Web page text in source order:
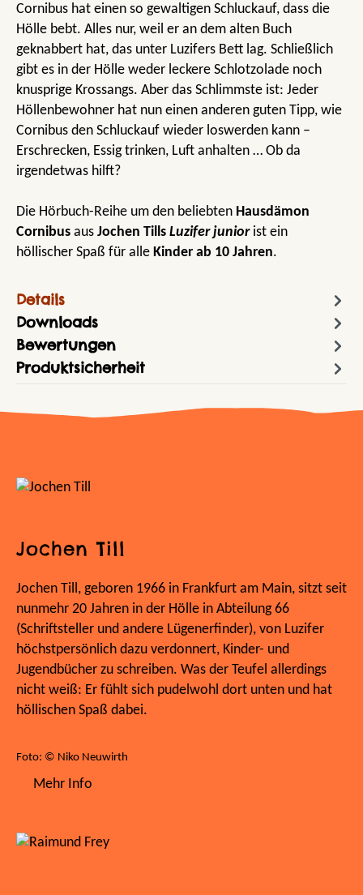
Cornibus hat einen so gewaltigen Schluckauf, dass die
Hölle bebt. Alles nur, weil er an dem alten Buch
geknabbert hat, das unter Luzifers Bett lag. Schließlich
gibt es in der Hölle weder leckere Schlotzolade noch
knusprige Krossangs. Aber das Schlimmste ist: Jeder
Höllenbewohner hat nun einen anderen guten Tipp, wie
Cornibus den Schluckauf wieder loswerden kann –
Erschrecken, Essig trinken, Luft anhalten … Ob da
irgendetwas hilft?
Die Hörbuch-Reihe um den beliebten Hausdämon
Cornibus aus Jochen Tills Luzifer juniorist ein
höllischer Spaß für alle Kinder ab 10 Jahren.
Details
Downloads
Bewertungen
Produktsicherheit
Jochen Till
Jochen Till, geboren 1966 in Frankfurt am Main, sitzt seit
nunmehr 20 Jahren in der Hölle in Abteilung 66
(Schriftsteller und andere Lügenerfinder), von Luzifer
höchstpersönlich dazu verdonnert, Kinder- und
Jugendbücher zu schreiben. Was der Teufel allerdings
nicht weiß: Er fühlt sich pudelwohl dort unten und hat
höllischen Spaß dabei.
Foto: © Niko Neuwirth
Mehr Info